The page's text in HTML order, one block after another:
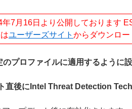
7月16日より公開しております
ユーザーズサイト からダウンロ
のプロファイルに適用するよう
直後にIntel Threat Detection